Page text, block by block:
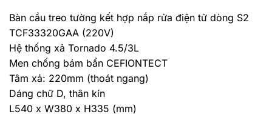
Bàn cầu treo tường kết hợp nắp rửa điện tử dòng S2
TCF33320GAA (220V)
Hệ thống xả Tornado 4.5/3L
Men chống bám bẩn CEFIONTECT
Tâm xả: 220mm (thoát ngang)
Dáng chữ D, thân kín
L540 x W380 x H335 (mm)